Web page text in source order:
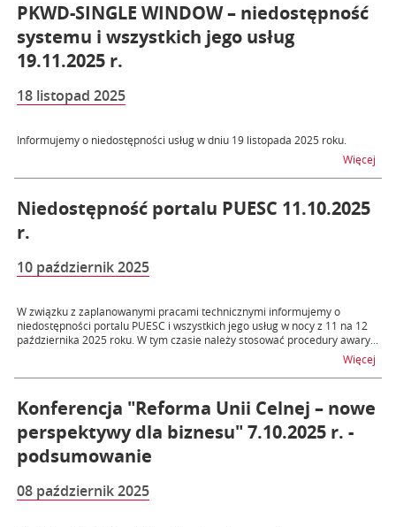
PKWD-SINGLE WINDOW – niedostępność
systemu i wszystkich jego usług
19.11.2025 r.
18 listopad 2025
Informujemy o niedostępności usług w dniu 19 listopada 2025 roku.
Więcej
Niedostępność portalu PUESC 11.10.2025
r.
10 październik 2025
W związku z zaplanowanymi pracami technicznymi informujemy o
niedostępności portalu PUESC i wszystkich jego usług w nocy z 11 na 12
października 2025 roku. W tym czasie należy stosować procedury awary...
Więcej
Konferencja "Reforma Unii Celnej – nowe
perspektywy dla biznesu" 7.10.2025 r. -
podsumowanie
08 październik 2025